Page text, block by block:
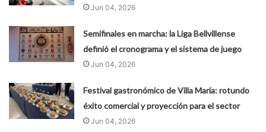
Jun 04, 2026
Semifinales en marcha: la Liga Bellvillense
definió el cronograma y el sistema de juego
Jun 04, 2026
Festival gastronómico de Villa María: rotundo
éxito comercial y proyección para el sector
Jun 04, 2026